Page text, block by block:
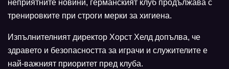
неприятните новини, германският клуб продължава с
тренировките при строги мерки за хигиена.
Изпълнителният директор Хорст Хелд допълва, че
здравето и безопасността за играчи и служителите е
най-важният приоритет пред клуба.